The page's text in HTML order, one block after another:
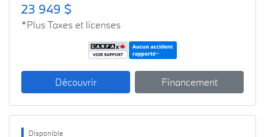
23 949 $
*Plus Taxes et licenses
Découvrir Financement
Disponible